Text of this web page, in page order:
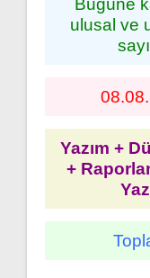
ulusal ve
Yazım +
+